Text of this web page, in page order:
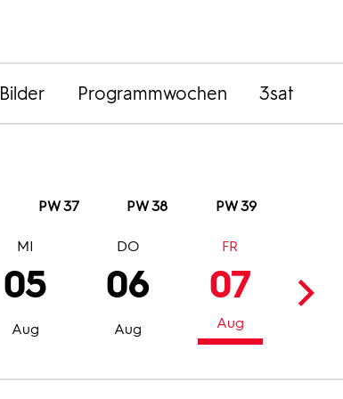
Bilder Programmwochen 3sat
PW 37 PW 38 PW 39
05
Aug
MI
06
Aug
DO
07
Aug
FR
08